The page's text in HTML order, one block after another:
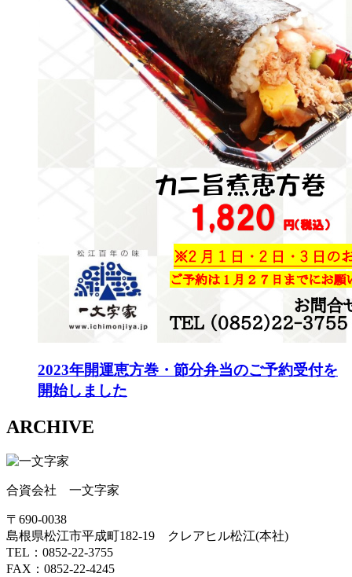
2023年開運恵方巻・節分弁当のご予約受付を
開始しました
ARCHIVE
合資会社 一文字家
〒690-0038
島根県松江市平成町182-19 クレアヒル松江(本社)
TEL：0852-22-3755
FAX：0852-22-4245